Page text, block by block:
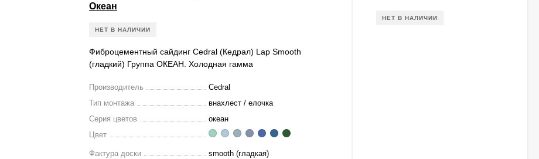
Океан
НЕТ В НАЛИЧИИ
Фиброцементный сайдинг Cedral (Кедрал) Lap Smooth
(гладкий) Группа ОКЕАН. Холодная гамма
Производитель
Cedral
Тип монтажа
внахлест / елочка
Серия цветов
океан
Цвет
Фактура доски smooth (гладкая)
НЕТ В НАЛИЧИИ